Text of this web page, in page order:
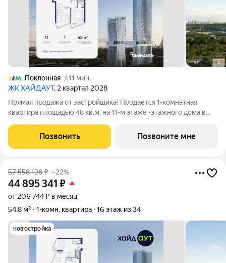
Поклонная
11 мин.
ЖК ХАЙДАУТ, 2 квартал 2028
Прямая продажа от застройщика! Продается 1-комнатная
квартира площадью 48 кв.м. на 11-м этаже -этажного дома в
Победы, Долина реки Сетунь, МГУ, Москва-Сити, Воробьевы
горы. Высота потолков 3,25 м.
Позвонить Позвоните мне
57 558 128₽ –22%
44 895 341 ₽
от 206 744 ₽ в месяц
54,8 м²
1-комн. квартира 16 этаж из 34
новостройка